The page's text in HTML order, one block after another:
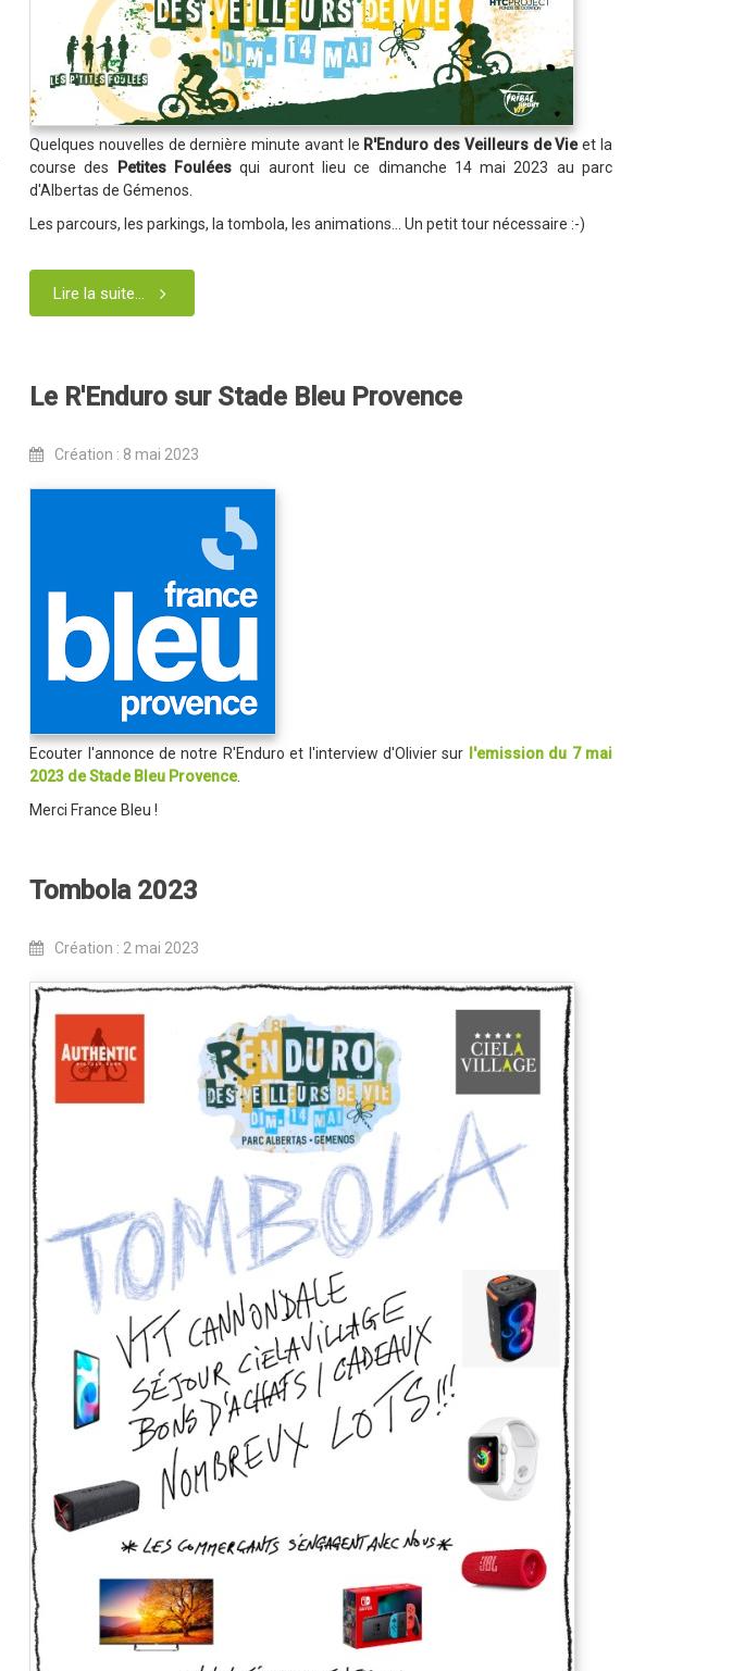
Quelques nouvelles de dernière minute avant le R'Enduro des Veilleurs de Vieet la
course des Petites Fouléesqui auront lieu ce dimanche 14 mai 2023 au parc
d'Albertas de Gémenos.
Les parcours, les parkings, la tombola, les animations... Un petit tour nécessaire :-)
Lire la suite...
Le R'Enduro sur Stade Bleu Provence
Création : 8 mai 2023
Ecouter l'annonce de notre R'Enduro et l'interview d'Olivier sur
l'emission du 7 mai
2023 de Stade Bleu Provence.
Merci France Bleu !
Tombola 2023
Création : 2 mai 2023